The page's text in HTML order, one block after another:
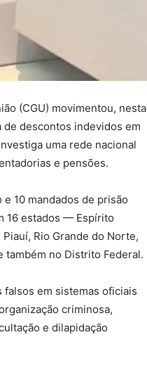
(CGU) movimentou, nesta
descontos indevidos em
uma rede nacional
e pensões.
10 mandados de prisão
16 estados — Espírito
Rio Grande do Norte,
também no Distrito Federal.
em sistemas oficiais
criminosa,
e dilapidação